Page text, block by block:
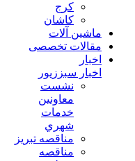
کرج
کاشان
ماشین آلات
مقالات تخصصی
اخبار
اخبار سبززیور
نشست
معاونين
خدمات
شهري
مناقصه تبريز
مناقصه